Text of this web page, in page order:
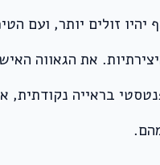
זולים יותר, ועם
את הגאווה
בראייה נקודתית,